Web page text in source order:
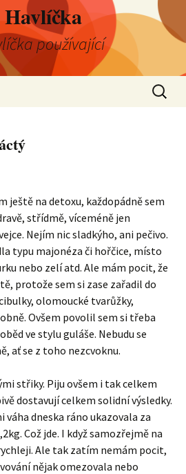
používající
ještě na detoxu, každopádně sem
střídmě, víceméně jen
Nejím nic sladkýho, ani pečivo.
typu majonéza či hořčice, místo
nebo zelí atd. Ale mám pocit, že
protože sem si zase zařadil do
olomoucké tvarůžky,
Ovšem povolil sem si třeba
ve stylu guláše. Nebudu se
ať se z toho nezcvoknu.
střiky. Piju ovšem i tak celkem
dostavují celkem solidní výsledky.
váha dneska ráno ukazovala za
Což jde. I když samozřejmě na
Ale tak zatím nemám pocit,
nějak omezovala nebo